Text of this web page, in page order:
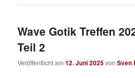
Wave Gotik Treffen
Teil 2
Veröffentlicht am12. Juni 2025vonSven